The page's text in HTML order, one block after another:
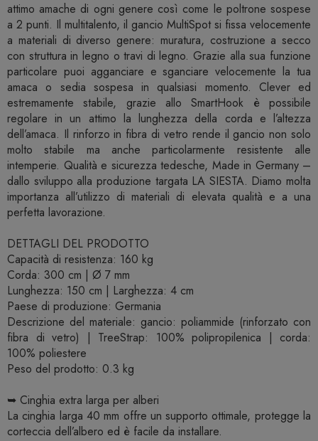
attimo amache di ogni genere così come le poltrone sospese
a 2 punti. Il multitalento, il gancio MultiSpot si fissa velocemente
a materiali di diverso genere: muratura, costruzione a secco
con struttura in legno o travi di legno. Grazie alla sua funzione
particolare puoi agganciare e sganciare velocemente la tua
amaca o sedia sospesa in qualsiasi momento. Clever ed
estremamente stabile, grazie allo SmartHook è possibile
regolare in un attimo la lunghezza della corda e l’altezza
dell’amaca. Il rinforzo in fibra di vetro rende il gancio non solo
molto stabile ma anche particolarmente resistente alle
intemperie. Qualità e sicurezza tedesche, Made in Germany –
dallo sviluppo alla produzione targata LA SIESTA. Diamo molta
importanza all’utilizzo di materiali di elevata qualità e a una
perfetta lavorazione.
DETTAGLI DEL PRODOTTO
Capacità di resistenza: 160 kg
Corda: 300 cm | Ø 7 mm
Lunghezza: 150 cm | Larghezza: 4 cm
Paese di produzione: Germania
Descrizione del materiale: gancio: poliammide (rinforzato con
fibra di vetro) | TreeStrap: 100% polipropilenica | corda:
100% poliestere
Peso del prodotto: 0.3 kg
➥ Cinghia extra larga per alberi
La cinghia larga 40 mm offre un supporto ottimale, protegge la
corteccia dell’albero ed è facile da installare.